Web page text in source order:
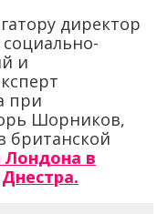
директор
и
при
Шорников,
британской
Лондона в